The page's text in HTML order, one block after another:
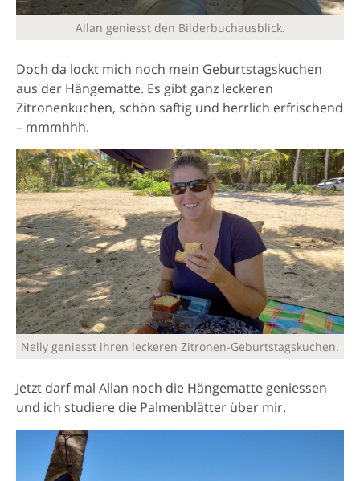
Allan geniesst den Bilderbuchausblick.
Doch da lockt mich noch mein Geburtstagskuchen
aus der Hängematte. Es gibt ganz leckeren
Zitronenkuchen, schön saftig und herrlich erfrischend
– mmmhhh.
Nelly geniesst ihren leckeren Zitronen-Geburtstagskuchen.
Jetzt darf mal Allan noch die Hängematte geniessen
und ich studiere die Palmenblätter über mir.